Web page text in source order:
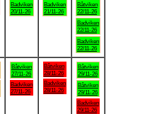
Badviken
20/11-26
Badviken
21/11-26
Båtviken
22/11-26
Badviken
22/11-26
Badviken
22/11-26
Båtviken
27/11-26
Badviken
27/11-26
Båtviken
28/11-26
Badviken
28/11-26
Båtviken
29/11-26
Båtviken
29/11-26
Badviken
29/11-26